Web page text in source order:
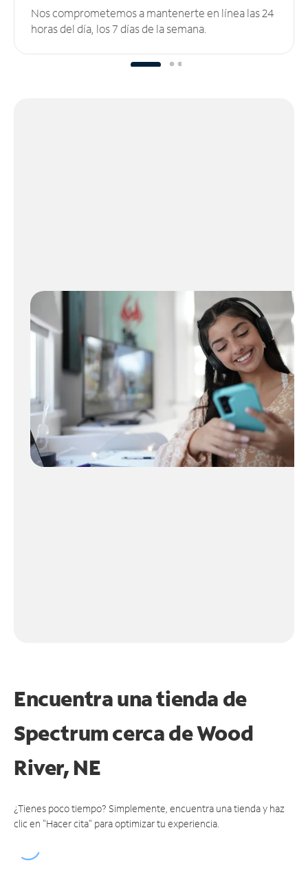
Nos comprometemos a mantenerte en línea las 24
horas del día, los 7 días de la semana.
Encuentra una tienda de
Spectrumcerca de Wood
River, NE
¿Tienes poco tiempo? Simplemente, encuentra una tienda y haz
clic en "Hacer cita" para optimizar tu experiencia.